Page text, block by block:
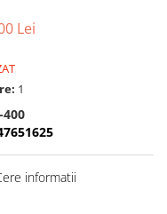
Lei
1
400
informatii